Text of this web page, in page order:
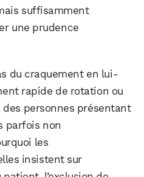
suffisamment
une prudence
du craquement en lui-
rapide de rotation ou
des personnes présentant
parfois non
les
insistent sur